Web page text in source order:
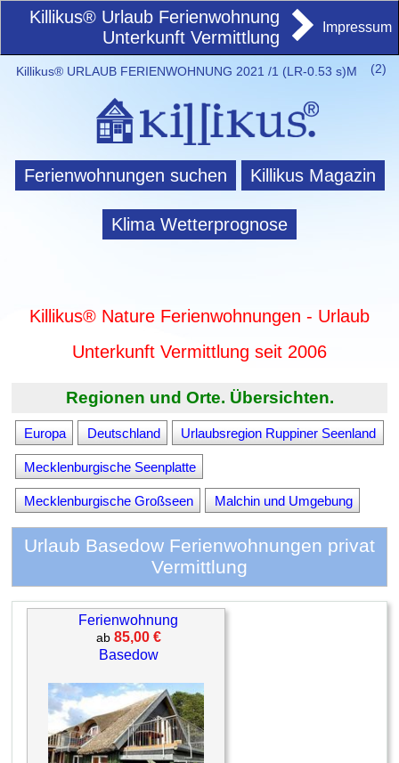
Killikus® Urlaub Ferienwohnung
Unterkunft Vermittlung
Impressum
(2)
Killikus® URLAUB FERIENWOHNUNG 2021 /1 (LR-0.53 s)M
Ferienwohnungen suchen Killikus Magazin
Klima Wetterprognose
Killikus® Nature Ferienwohnungen - Urlaub
Unterkunft Vermittlung seit 2006
Regionen und Orte. Übersichten.
Europa Deutschland Urlaubsregion Ruppiner Seenland
Mecklenburgische Seenplatte
Mecklenburgische Großseen Malchin und Umgebung
Urlaub Basedow Ferienwohnungen privat
Vermittlung
Ferienwohnung
ab 85,00 €
Basedow